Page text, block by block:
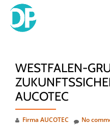
Skip
WESTFALEN-
AUCOTEC
Firma AUCOTEC No